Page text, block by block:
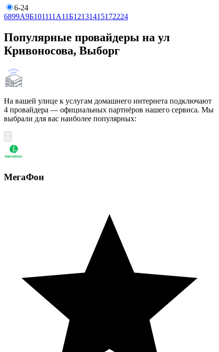
6-24
6899А9Б101111А11Б12131415172224
Популярные провайдеры на ул
Кривоносова, Выборг
На вашей улице к услугам домашнего интернета подключают
4 провайдера — официальных партнёров нашего сервиса. Мы
выбрали для вас наиболее популярных:
МегаФон